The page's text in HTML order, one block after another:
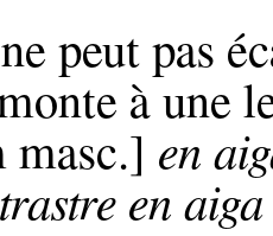
peut pas
à une
en
en aiga